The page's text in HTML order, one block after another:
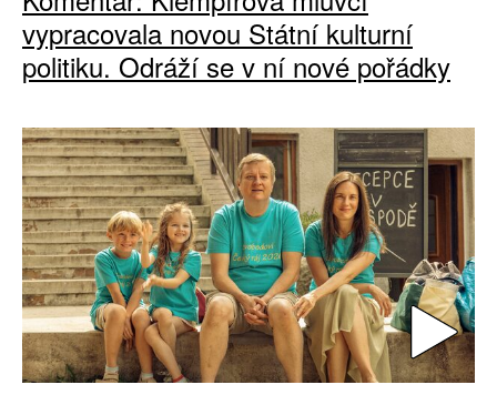
vypracovala novou Státní kulturní
politiku. Odráží se v ní nové pořádky